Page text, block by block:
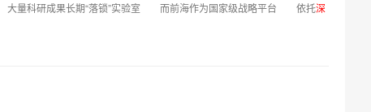
科研成果长期“落锁”实验室 而前海作为国家级战略平台 依托深